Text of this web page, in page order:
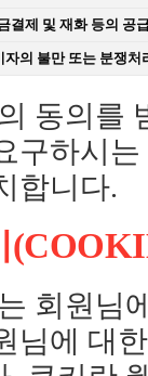
결제 및 재화 등의 공
자의 불만 또는 분쟁처
동의를
구하시
합니다.
회원님
님에 대